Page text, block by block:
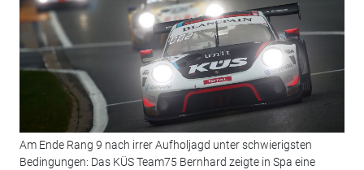
Am Ende Rang 9 nach irrer Aufholjagd unter schwierigsten
Bedingungen: Das KÜS Team75 Bernhard zeigte in Spa eine